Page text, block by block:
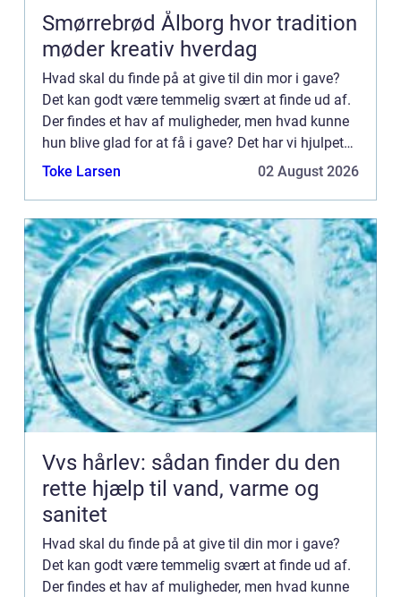
Smørrebrød Ålborg hvor tradition
møder kreativ hverdag
Hvad skal du finde på at give til din mor i gave?
Det kan godt være temmelig svært at finde ud af.
Der findes et hav af muligheder, men hvad kunne
hun blive glad for at få i gave? Det har vi hjulpet
dig med i dette indlæ...
Toke Larsen 02 August 2026
Vvs hårlev: sådan finder du den
rette hjælp til vand, varme og
sanitet
Hvad skal du finde på at give til din mor i gave?
Det kan godt være temmelig svært at finde ud af.
Der findes et hav af muligheder, men hvad kunne